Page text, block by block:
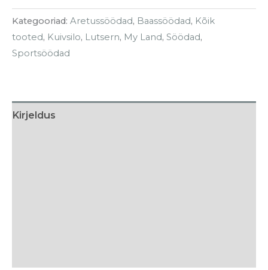
Kategooriad: Aretussöödad, Baassöödad, Kõik
tooted, Kuivsilo, Lutsern, My Land, Söödad,
Sportsöödad
Kirjeldus